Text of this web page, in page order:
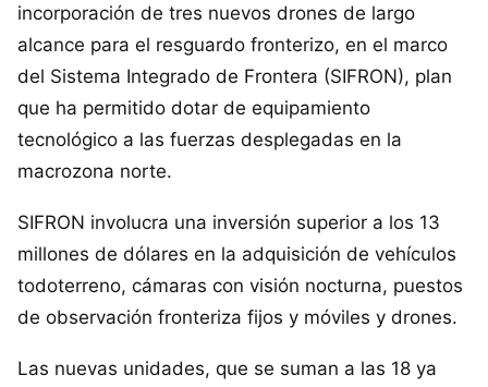
incorporación de tres nuevos drones de largo
alcance para el resguardo fronterizo, en el marco
del Sistema Integrado de Frontera (SIFRON), plan
que ha permitido dotar de equipamiento
tecnológico a las fuerzas desplegadas en la
macrozona norte.
SIFRON involucra una inversión superior a los 13
millones de dólares en la adquisición de vehículos
todoterreno, cámaras con visión nocturna, puestos
de observación fronteriza fijos y móviles y drones.
Las nuevas unidades, que se suman a las 18 ya